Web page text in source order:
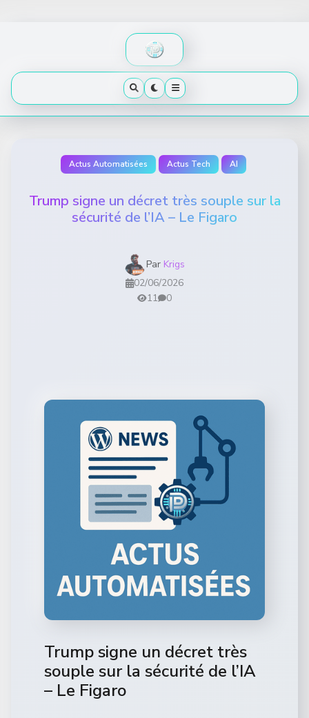
Actus Automatisées Actus Tech AI
Trump signe un décret très souple sur la
sécurité de l’IA – Le Figaro
Par Krigs
02/06/2026
11
0
Trump signe un décret très
souple sur la sécurité de l’IA
– Le Figaro